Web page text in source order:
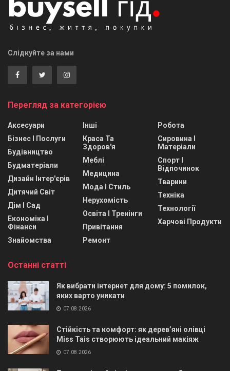
Слідкуйте за нами
Перегляд за категорією
Аксесуари
Бізнес І Послуги
Будівництво
Будматеріали
Дизайн Інтер'єрів
Дитячий Світ
Дім І Сад
Економіка І
Фінанси
Знайомства
Інші
Краса Та
Здоров'я
Меблі
Медицина
Мода І Стиль
Нерухомість
Освіта І Тренінги
Привітання
Ремонт
Робота
Сировина І
Матеріали
Спорт І
Відпочинок
Тварини
Техніка
Технології
Харчові Продукти
Останні статті
Як вибрати інтернет для дому: 5 помилок,
яких варто уникати
07.08.2026
Стійкість та комфорт: як дерев’яні олівці
Miss Tais створюють ідеальний макіяж
07.08.2026